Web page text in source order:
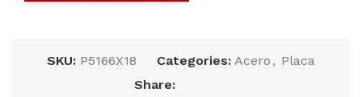
SKU: P5166X18 Categories: Acero , Placa
Share: